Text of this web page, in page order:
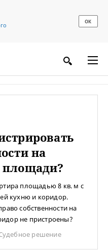
ОК
на
площади?
площадью 8 кв. м с
кухню и коридор.
собственности на
не пристроены?
решение